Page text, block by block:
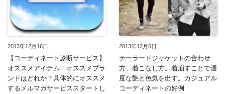
2013年12月16日
【コーディネート診断サービス】
オススメアイテム！オススメブラ
ンドはどれか？具体的にオススメ
するメルマガサービススタートし
2013年12月6日
テーラードジャケットの合わせ
方、着こなし方。着崩すことで適
度な艶と色気を出す。カジュアル
コーディネートの好例